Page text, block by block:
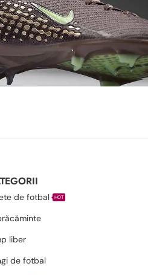
de fotbal HOT
liber
de fotbal